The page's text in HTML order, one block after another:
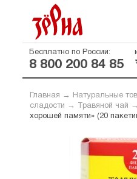
Бесплатно по России:
8 800 200 84 85
Главная → Натуральные
сладости → Травяной чай →
хорошей памяти» (20